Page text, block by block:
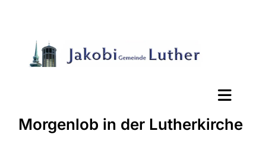
Morgenlob in der Lutherkirche